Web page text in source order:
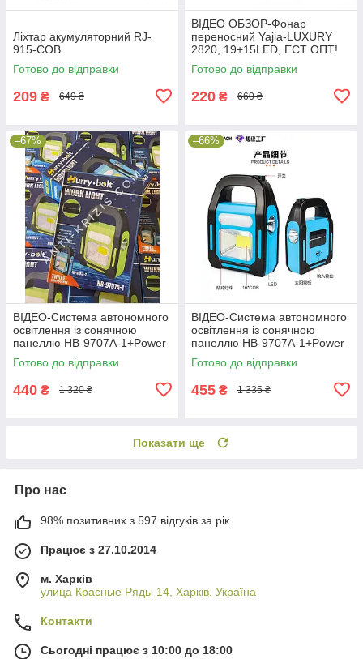
Ліхтар акумуляторний RJ-
915-COB
Готово до відправки
209 ₴ 649 ₴
ВІДЕО ОБЗОР-Фонар
переносний Yajia-LUXURY
2820, 19+15LED, ЕСТ ОПТ!
Готово до відправки
220 ₴ 660 ₴
–67%
ВІДЕО-Система автономного
освітлення із сонячною
панеллю HB-9707A-1+Power
bank
Готово до відправки
440 ₴ 1 320 ₴
–66%
ВІДЕО-Система автономного
освітлення із сонячною
панеллю HB-9707A-1+Power
bank
Готово до відправки
455 ₴ 1 335 ₴
Показати ще
Про нас
98% позитивних з 597 відгуків за рік
Працює з 27.10.2014
м. Харків
улица Красные Ряды 14, Харків, Україна
Контакти
Сьогодні працює з 10:00 до 18:00